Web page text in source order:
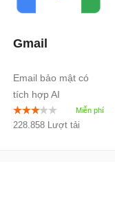
Gmail
Email bảo mật có
tích hợp AI
228.858 Lượt tải